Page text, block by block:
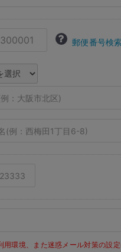
郵便番号検
用環境、また迷惑メール対策の設